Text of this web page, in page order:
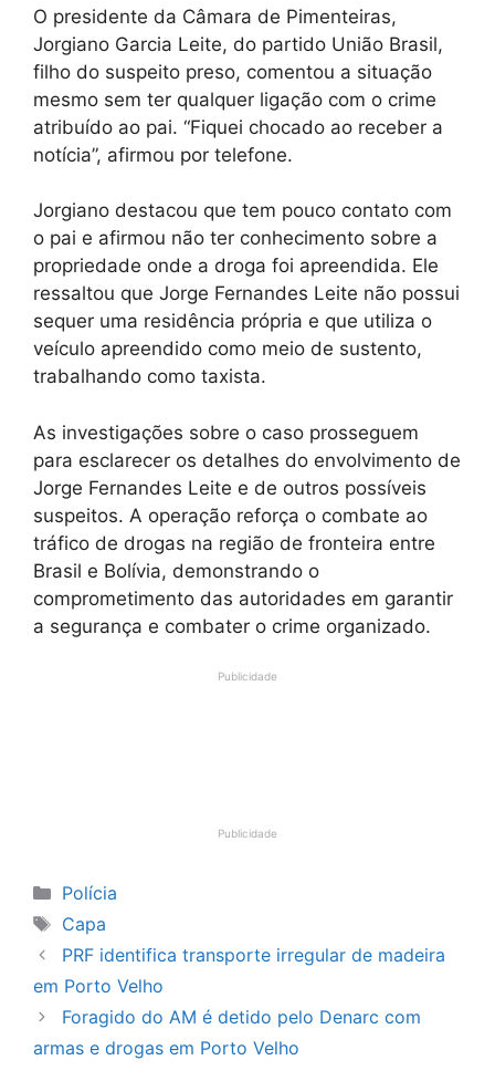
O presidente da Câmara de Pimenteiras,
Jorgiano Garcia Leite, do partido União Brasil,
filho do suspeito preso, comentou a situação
mesmo sem ter qualquer ligação com o crime
atribuído ao pai. “Fiquei chocado ao receber a
notícia”, afirmou por telefone.
Jorgiano destacou que tem pouco contato com
o pai e afirmou não ter conhecimento sobre a
propriedade onde a droga foi apreendida. Ele
ressaltou que Jorge Fernandes Leite não possui
sequer uma residência própria e que utiliza o
veículo apreendido como meio de sustento,
trabalhando como taxista.
As investigações sobre o caso prosseguem
para esclarecer os detalhes do envolvimento de
Jorge Fernandes Leite e de outros possíveis
suspeitos. A operação reforça o combate ao
tráfico de drogas na região de fronteira entre
Brasil e Bolívia, demonstrando o
comprometimento das autoridades em garantir
a segurança e combater o crime organizado.
Publicidade
Publicidade
Categorias
Polícia
Tags
Capa
PRF identifica transporte irregular de madeira
em Porto Velho
Foragido do AM é detido pelo Denarc com
armas e drogas em Porto Velho